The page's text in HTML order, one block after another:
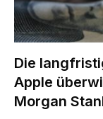
Die
Apple
Morgan